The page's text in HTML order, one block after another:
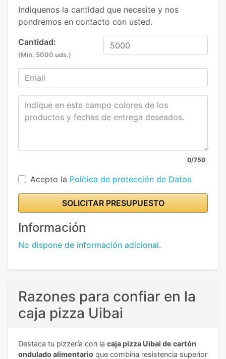
Indiquenos la cantidad que necesite y nos
pondremos en contacto con usted.
Cantidad:
(Min. 5000 uds.)
0/750
Acepto la Política de protección de Datos
SOLICITAR PRESUPUESTO
Información
No dispone de información adicional.
Razones para confiar en la
caja pizza Uibai
Destaca tu pizzería con la caja pizza Uibai de cartón
ondulado alimentario que combina resistencia superior